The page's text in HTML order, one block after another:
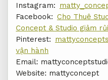
Instagram:
Facebook: Cho Thuê
Concept & Studio giảm
Pinterest:
vận hành
Email:
Website: ⁦mattyconcept